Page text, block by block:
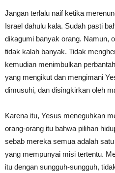
Jangan terlalu naif ketika
Israel dahulu kala. Sudah pasti
dikagumi banyak orang. Namun,
tidak kalah banyak. Tidak
kemudian menimbulkan
yang mengikut dan mengimani
dimusuhi, dan disingkirkan oleh
Karena itu, Yesus meneguhkan
orang-orang itu bahwa pilihan
sebab mereka semua adalah
yang mempunyai misi tertentu.
itu dengan sungguh-sungguh,